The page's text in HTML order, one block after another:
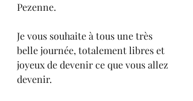
Pezenne.
Je vous souhaite à tous une très
belle journée, totalement libres et
joyeux de devenir ce que vous allez
devenir.